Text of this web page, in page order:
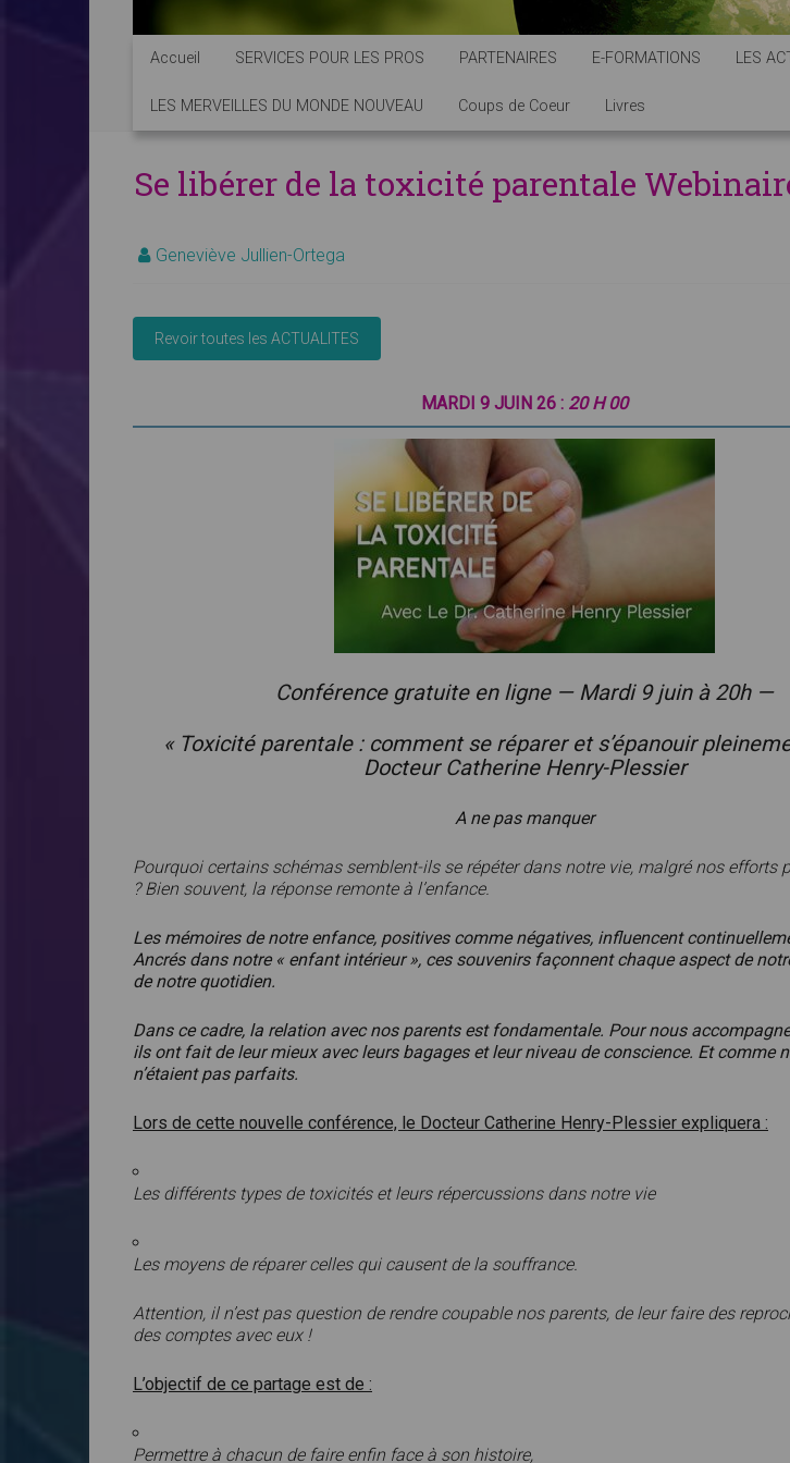
Accueil SERVICES POUR LES PROS PARTENAIRES E-FORMATIONS LES
LES MERVEILLES DU MONDE NOUVEAU Coups de Coeur Livres
Se libérer de la toxicité parentale
Geneviève Jullien-Ortega
MARDI 9 JUIN 26 : 20 H 00
Conférence gratuite en ligne — Mardi 9 juin à 20h —
« Toxicité parentale : comment se réparer et s’épanouir
Docteur Catherine Henry-Plessier
A ne pas manquer
Pourquoi certains schémas semblent-ils se répéter dans notre vie, malgré nos efforts
? Bien souvent, la réponse remonte à l’enfance.
Les mémoires de notre enfance, positives comme négatives, influencent
Ancrés dans notre « enfant intérieur », ces souvenirs façonnent chaque aspect de
de notre quotidien.
Dans ce cadre, la relation avec nos parents est fondamentale. Pour nous
ils ont fait de leur mieux avec leurs bagages et leur niveau de conscience. Et comme
n’étaient pas parfaits.
Lors de cette nouvelle conférence, le Docteur Catherine Henry-Plessier expliquera :
Les différents types de toxicités et leurs répercussions dans notre vie
Les moyens de réparer celles qui causent de la souffrance.
Attention, il n’est pas question de rendre coupable nos parents, de leur faire des
des comptes avec eux !
L’objectif de ce partage est de :
Permettre à chacun de faire enfin face à son histoire,